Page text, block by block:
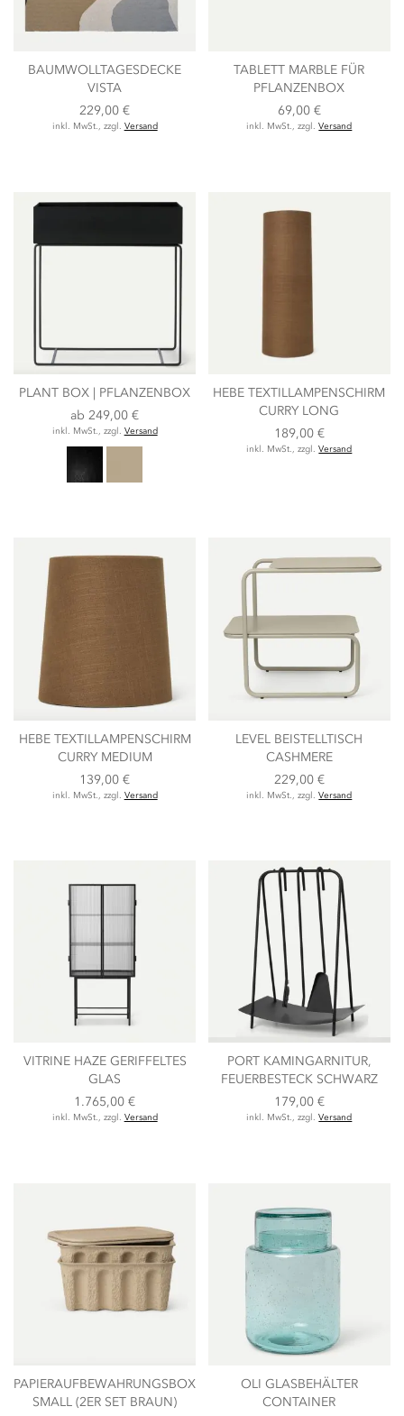
BAUMWOLLTAGESDECKE
VISTA
229,00 €
inkl. MwSt., zzgl. Versand
TABLETT MARBLE FÜR
PFLANZENBOX
69,00 €
inkl. MwSt., zzgl.Versand
PLANT BOX | PFLANZENBOX
ab249,00 €
inkl. MwSt., zzgl. Versand
HEBE TEXTILLAMPENSCHIRM
CURRY LONG
189,00 €
inkl. MwSt., zzgl.Versand
HEBE TEXTILLAMPENSCHIRM
CURRY MEDIUM
139,00 €
inkl. MwSt., zzgl. Versand
LEVEL BEISTELLTISCH
CASHMERE
229,00 €
inkl. MwSt., zzgl.Versand
VITRINE HAZE GERIFFELTES
GLAS
1.765,00 €
inkl. MwSt., zzgl. Versand
PORT KAMINGARNITUR,
FEUERBESTECK SCHWARZ
179,00 €
inkl. MwSt., zzgl.Versand
PAPIERAUFBEWAHRUNGSBOX
SMALL (2ER SET BRAUN)
OLI GLASBEHÄLTER
CONTAINER